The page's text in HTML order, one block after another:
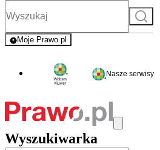
Szukaj
Moje Prawo.pl
- rejestracja i logowanie do serwisu
Nasze serwisy
Wyszukiwarka